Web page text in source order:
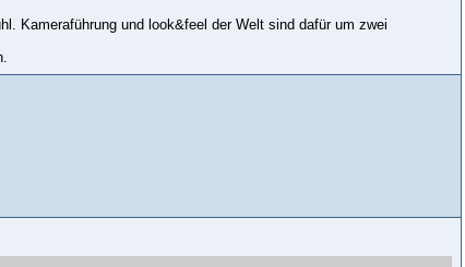
Kameraführung und look&feel der Welt sind dafür um zwei